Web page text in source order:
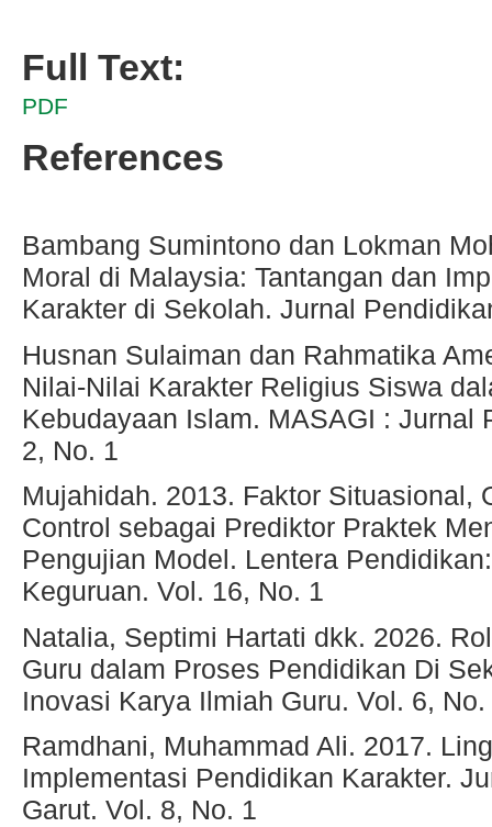
Full Text:
PDF
References
Bambang Sumintono dan Lokman
Moral di Malaysia: Tantangan dan
Karakter di Sekolah. Jurnal
Husnan Sulaiman dan Rahmatika
Nilai-Nilai Karakter Religius Siswa
Kebudayaan Islam. MASAGI : Jurnal
2, No. 1
Mujahidah. 2013. Faktor Situasional,
Control sebagai Prediktor Praktek
Pengujian Model. Lentera
Keguruan. Vol. 16, No. 1
Natalia, Septimi Hartati dkk. 2026.
Guru dalam Proses Pendidikan Di
Inovasi Karya Ilmiah Guru. Vol. 6, No.
Ramdhani, Muhammad Ali. 2017.
Implementasi Pendidikan Karakter.
Garut. Vol. 8, No. 1